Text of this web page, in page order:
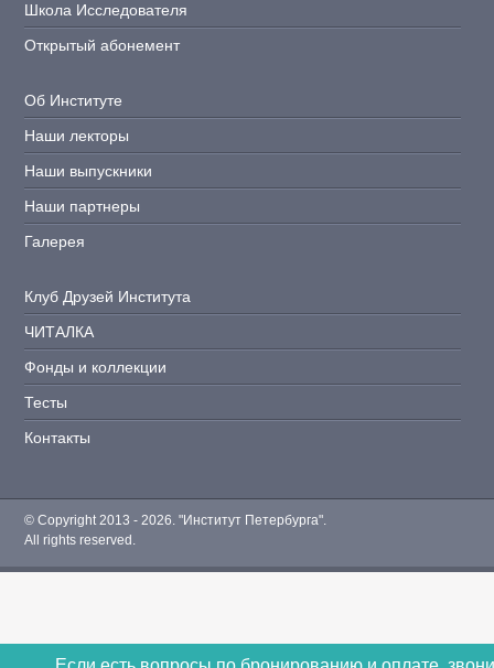
Школа Исследователя
Открытый абонемент
Об Институте
Наши лекторы
Наши выпускники
Наши партнеры
Галерея
Клуб Друзей Института
ЧИТАЛКА
Фонды и коллекции
Тесты
Контакты
© Copyright 2013 - 2026. "Институт Петербурга".
All rights reserved.